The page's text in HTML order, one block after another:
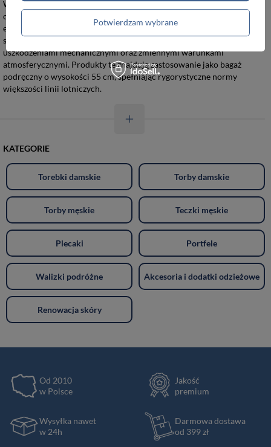
Walizki męskie małe srebrne wykonane z wysokiej klasy poliwęglanu
oraz wytrzymałego ABS stanowią podstawę bezpiecznego transportu
elektroniki i dokumentów podczas krótkich wyjazdów. Twarda
skorupa z polipropylenu skutecznie chroni zawartość przed
uszkodzeniami mechanicznymi oraz zmiennymi warunkami
atmosferycznymi. Produkty te znajdują zastosowanie jako bagaż
podręczny o wysokości 55 cm, spełniając rygorystyczne normy
większości linii lotniczych.
KATEGORIE
Torebki damskie Torby damskie
Torby męskie Teczki męskie
Plecaki Portfele
Walizki podróżne Akcesoria i dodatki odzieżowe
Renowacja skóry
Od 2010
w Polsce
Jakość
premium
Wysyłka nawet
w 24h
Darmowa dostawa
od 399 zł
Potwierdzam wybrane